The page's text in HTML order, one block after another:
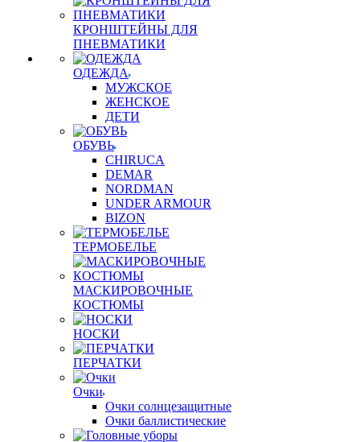
КРОНШТЕЙНЫ ДЛЯ
ПНЕВМАТИКИ
ОДЕЖДА
МУЖСКОЕ
ЖЕНСКОЕ
ДЕТИ
ОБУВЬ
CHIRUCA
DEMAR
NORDMAN
UNDER ARMOUR
BIZON
ТЕРМОБЕЛЬЕ
МАСКИРОВОЧНЫЕ
КОСТЮМЫ
НОСКИ
ПЕРЧАТКИ
Очки
Очки солнцезащитные
Очки баллистические